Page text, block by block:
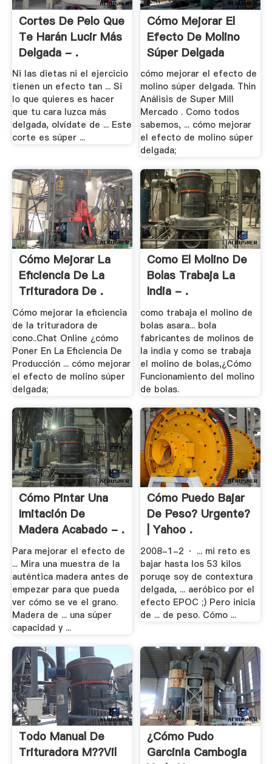
Cortes De Pelo Que
Te Harán Lucir Más
Delgada - .
Ni las dietas ni el ejercicio
tienen un efecto tan ... Si
lo que quieres es hacer
que tu cara luzca más
delgada, olvídate de ... Este
corte es súper ...
Cómo Mejorar El
Efecto De Molino
Súper Delgada
cómo mejorar el efecto de
molino súper delgada. Thin
Análisis de Super Mill
Mercado . Como todos
sabemos, ... cómo mejorar
el efecto de molino súper
delgada;
Cómo Mejorar La
Eficiencia De La
Trituradora De .
Cómo mejorar la eficiencia
de la trituradora de
cono..Chat Online ¿cómo
Poner En La Eficiencia De
Producción ... cómo mejorar
el efecto de molino súper
delgada;
Como El Molino De
Bolas Trabaja La
India - .
como trabaja el molino de
bolas asara... bola
fabricantes de molinos de
la india y como se trabaja
el molino de bolas,¿Cómo
Funcionamiento del molino
de bolas.
Cómo Pintar Una
Imitación De
Madera Acabado - .
Para mejorar el efecto de
... Mira una muestra de la
auténtica madera antes de
empezar para que pueda
ver cómo se ve el grano.
Madera de ... una súper
capacidad y ...
Cómo Puedo Bajar
De Peso? Urgente?
| Yahoo .
2008-1-2 · ... mi reto es
bajar hasta los 53 kilos
poruqe soy de contextura
delgada, ... aeróbico por el
efecto EPOC ;) Pero inicia
de ... de peso. Cómo ...
Todo Manual De
Trituradora M??vil
¿Cómo Pudo
Garcinia Cambogia